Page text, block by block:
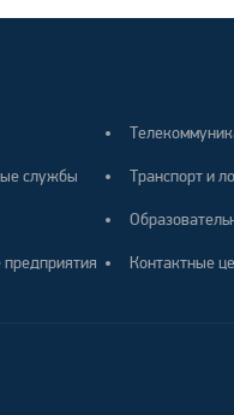
службы Транспорт и
Контактные